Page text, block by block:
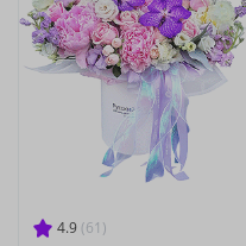
4.9 (61)